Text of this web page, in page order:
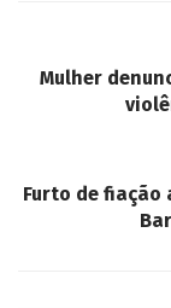
Mulher
Furto de fiação